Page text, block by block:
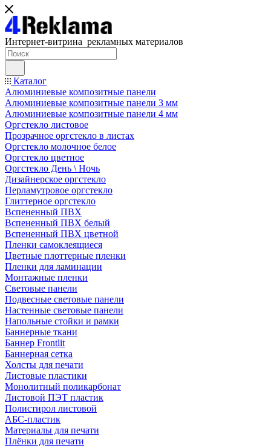
Интернет-витрина рекламных материалов
Каталог
Алюминиевые композитные панели
Алюминиевые композитные панели 3 мм
Алюминиевые композитные панели 4 мм
Оргстекло листовое
Прозрачное оргстекло в листах
Оргстекло молочное белое
Оргстекло цветное
Оргстекло День \ Ночь
Дизайнерское оргстекло
Перламутровое оргстекло
Глиттерное оргстекло
Вспененный ПВХ
Вспененный ПВХ белый
Вспененный ПВХ цветной
Пленки самоклеящиеся
Цветные плоттерные пленки
Пленки для ламинации
Монтажные пленки
Световые панели
Подвесные световые панели
Настенные световые панели
Напольные стойки и рамки
Баннерные ткани
Баннер Frontlit
Баннерная сетка
Холсты для печати
Листовые пластики
Монолитный поликарбонат
Листовой ПЭТ пластик
Полистирол листовой
АБС-пластик
Материалы для печати
Плёнки для печати